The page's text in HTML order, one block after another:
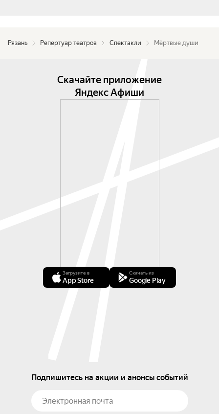
Рязань Репертуар театров Спектакли Мёртвые души
Скачайте приложение
Яндекс Афиши
Загрузите в
App Store
Скачать из
Google Play
Подпишитесь на акции и анонсы событий